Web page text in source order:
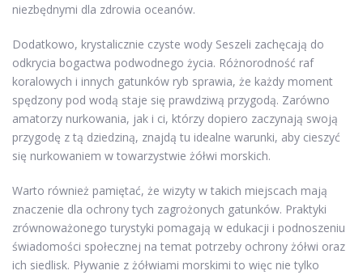
niezbędnymi dla zdrowia oceanów.
Dodatkowo, krystalicznie czyste wody Seszeli zachęcają do
odkrycia bogactwa podwodnego życia. Różnorodność raf
koralowych i innych gatunków ryb sprawia, że każdy moment
spędzony pod wodą staje się prawdziwą przygodą. Zarówno
amatorzy nurkowania, jak i ci, którzy dopiero zaczynają swoją
przygodę z tą dziedziną, znajdą tu idealne warunki, aby cieszyć
się nurkowaniem w towarzystwie żółwi morskich.
Warto również pamiętać, że wizyty w takich miejscach mają
znaczenie dla ochrony tych zagrożonych gatunków. Praktyki
zrównoważonego turystyki pomagają w edukacji i podnoszeniu
świadomości społecznej na temat potrzeby ochrony żółwi oraz
ich siedlisk. Pływanie z żółwiami morskimi to więc nie tylko